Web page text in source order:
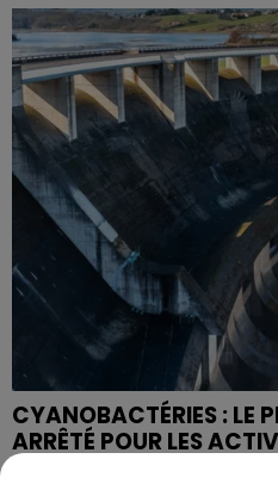
CYANOBACTÉRIES : LE
ARRÊTÉ POUR LES